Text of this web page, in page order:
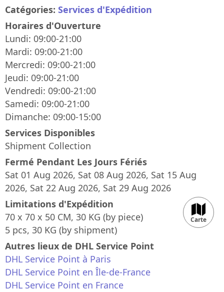
Carte
Catégories: Services d'Expédition
Horaires d'Ouverture
Lundi: 09:00-21:00
Mardi: 09:00-21:00
Mercredi: 09:00-21:00
Jeudi: 09:00-21:00
Vendredi: 09:00-21:00
Samedi: 09:00-21:00
Dimanche: 09:00-15:00
Services Disponibles
Shipment Collection
Fermé Pendant Les Jours Fériés
Sat 01 Aug 2026, Sat 08 Aug 2026, Sat 15 Aug
2026, Sat 22 Aug 2026, Sat 29 Aug 2026
Limitations d'Expédition
70 x 70 x 50 CM, 30 KG (by piece)
5 pcs, 30 KG (by shipment)
Autres lieux de DHL Service Point
DHL Service Point à Paris
DHL Service Point en Île-de-France
DHL Service Point en France
|